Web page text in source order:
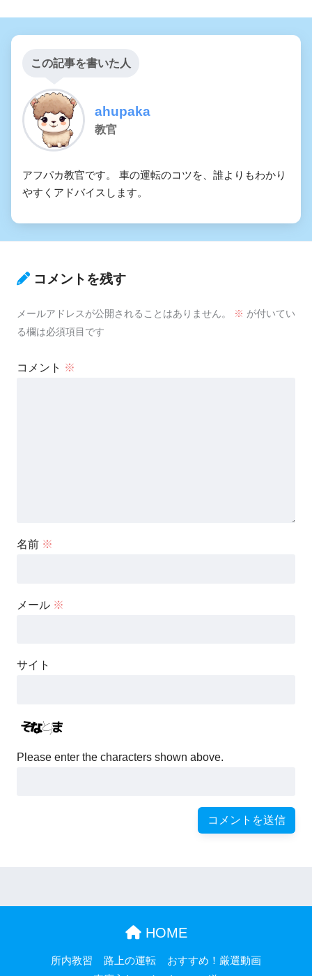
この記事を書いた人
ahupaka
教官
アフパカ教官です。 車の運転のコツを、誰よりもわかり
やすくアドバイスします。
コメントを残す
メールアドレスが公開されることはありません。 ※ が付いてい
る欄は必須項目です
コメント ※
名前 ※
メール ※
サイト
Please enter the characters shown above.
HOME
所内教習 路上の運転
おすすめ！厳選動画